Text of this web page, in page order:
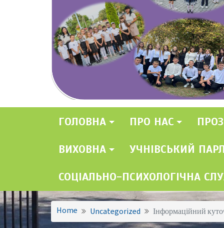
ГОЛОВНА ПРО НАС
ВИХОВНА УЧНІВСЬКИЙ
СОЦІАЛЬНО-ПСИХОЛОГІЧНА
Home Uncategorized Інформаційний